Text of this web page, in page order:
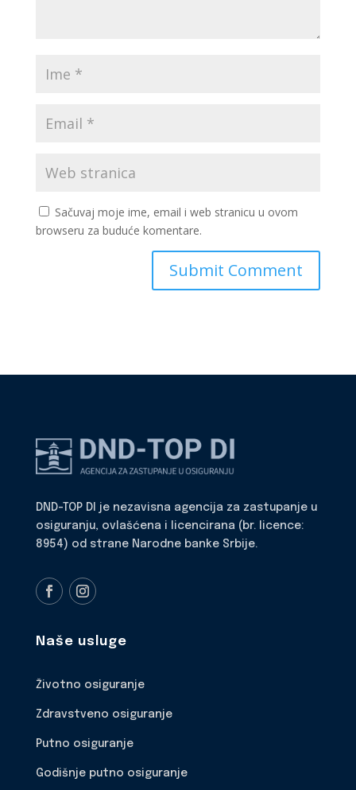
Sačuvaj moje ime, email i web stranicu u ovom
browseru za buduće komentare.
DND-TOP DI je nezavisna agencija za zastupanje u
osiguranju, ovlašćena i licencirana (br. licence:
8954) od strane Narodne banke Srbije.
Naše usluge
Životno osiguranje
Zdravstveno osiguranje
Putno osiguranje
Godišnje putno osiguranje